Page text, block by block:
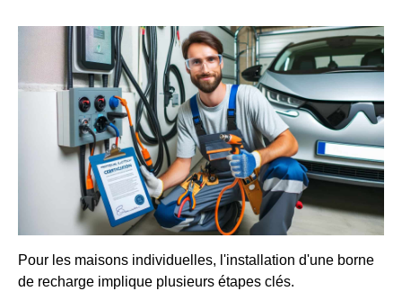
Pour les maisons individuelles, l'installation d'une borne
de recharge implique plusieurs étapes clés.